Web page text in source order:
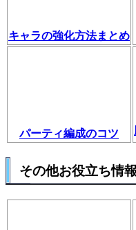
キャラの強化方法まとめ
パーティ編成のコツ
その他お役立ち情報